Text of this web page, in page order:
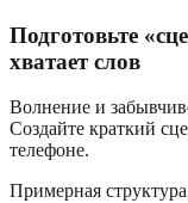
Подготовьте
хватает слов
Волнение и
Создайте краткий
телефоне.
Примерная